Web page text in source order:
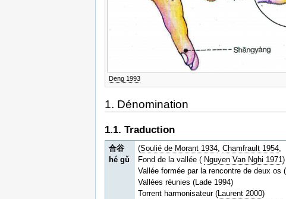
Deng 1993
1. Dénomination
1.1. Traduction
合谷
hé gǔ
(Soulié de Morant 1934 ,Chamfrault 1954
Fond de la vallée ( Nguyen Van Nghi 1971)
Vallée formée par la rencontre de deux os (
Vallées réunies (Lade 1994)
Torrent harmonisateur ( Laurent 2000)